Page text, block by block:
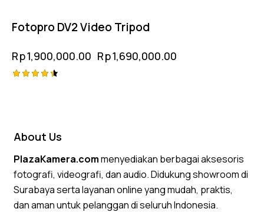
Fotopro DV2 Video Tripod
Rp1,900,000.00 Rp1,690,000.00
About Us
PlazaKamera.commenyediakan berbagai aksesoris
fotografi, videografi, dan audio. Didukung showroom di
Surabaya serta layanan online yang mudah, praktis,
dan aman untuk pelanggan di seluruh Indonesia.